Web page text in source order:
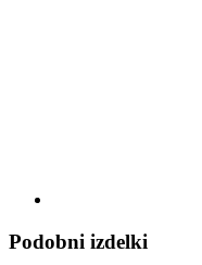
Podobni izdelki